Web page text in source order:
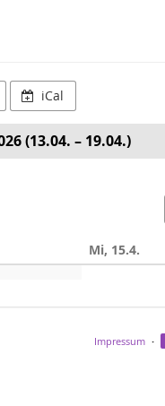
iCal
(13.04. – 19.04.)
Mi, 15.4.
Impressum